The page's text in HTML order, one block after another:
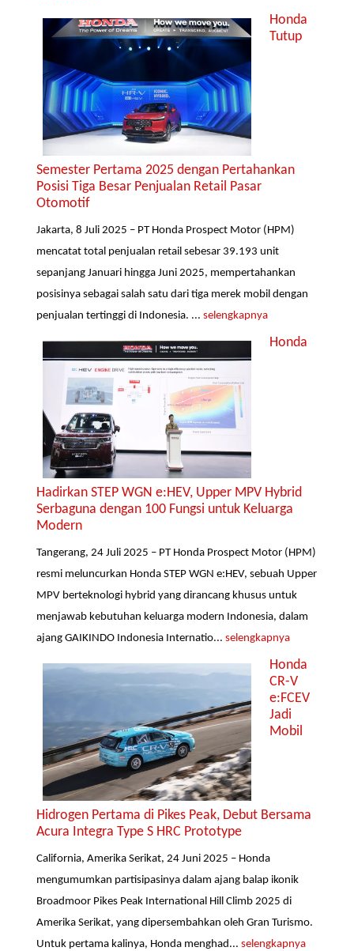
Honda
Tutup
Semester Pertama 2025 dengan Pertahankan
Posisi Tiga Besar Penjualan Retail Pasar
Otomotif
Jakarta, 8 Juli 2025 – PT Honda Prospect Motor (HPM)
mencatat total penjualan retail sebesar 39.193 unit
sepanjang Januari hingga Juni 2025, mempertahankan
posisinya sebagai salah satu dari tiga merek mobil dengan
penjualan tertinggi di Indonesia. ...selengkapnya
Honda
Hadirkan STEP WGN e:HEV, Upper MPV Hybrid
Serbaguna dengan 100 Fungsi untuk Keluarga
Modern
Tangerang, 24 Juli 2025 – PT Honda Prospect Motor (HPM)
resmi meluncurkan Honda STEP WGN e:HEV, sebuah Upper
MPV berteknologi hybrid yang dirancang khusus untuk
menjawab kebutuhan keluarga modern Indonesia, dalam
ajang GAIKINDO Indonesia Internatio...selengkapnya
Honda
CR-V
e:FCEV
Jadi
Mobil
Hidrogen Pertama di Pikes Peak, Debut Bersama
Acura Integra Type S HRC Prototype
California, Amerika Serikat, 24 Juni 2025 – Honda
mengumumkan partisipasinya dalam ajang balap ikonik
Broadmoor Pikes Peak International Hill Climb 2025 di
Amerika Serikat, yang dipersembahkan oleh Gran Turismo.
Untuk pertama kalinya, Honda menghad...selengkapnya